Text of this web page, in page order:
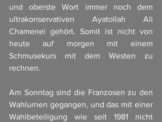
und oberste Wort immer noch dem
ultrakonservativen Ayatollah Ali
Chamenei gehört. Somit ist nicht von
heute auf morgen mit einem
Schmusekurs mit dem Westen zu
rechnen.
Am Sonntag sind die Franzosen zu den
Wahlurnen gegangen, und das mit einer
Wahlbeteiligung wie seit 1981 nicht